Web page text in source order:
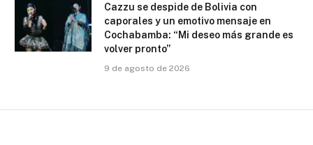
Cazzu se despide de Bolivia con
caporales y un emotivo mensaje en
Cochabamba: “Mi deseo más grande es
volver pronto”
9 de agosto de 2026